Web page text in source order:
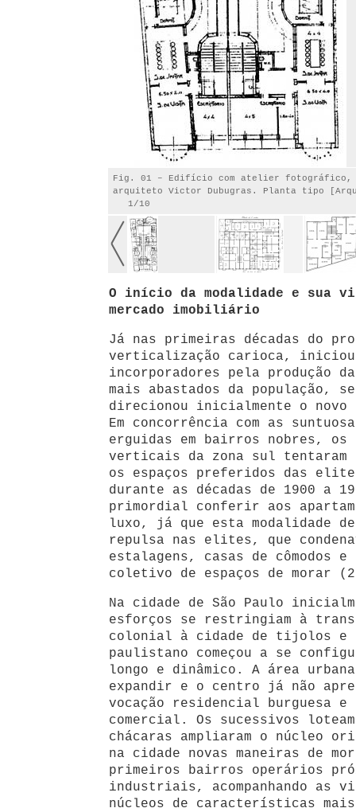
Fig. 01 – Edifício com atelier fotográfico,
arquiteto Victor Dubugras. Planta tipo
1/10
O início da modalidade e sua
mercado imobiliário
Já nas primeiras décadas do
verticalização carioca, iniciou-
incorporadores pela produção
mais abastados da população,
direcionou inicialmente o novo
Em concorrência com as
erguidas em bairros nobres,
verticais da zona sul tentaram
os espaços preferidos das
durante as décadas de 1900 a
primordial conferir aos
luxo, já que esta modalidade de
repulsa nas elites, que
estalagens, casas de cômodos e
coletivo de espaços de morar
Na cidade de São Paulo
esforços se restringiam à
colonial à cidade de tijolos e
paulistano começou a se
longo e dinâmico. A área urbana
expandir e o centro já não
vocação residencial burguesa e
comercial. Os sucessivos
chácaras ampliaram o núcleo
na cidade novas maneiras de
primeiros bairros operários
industriais, acompanhando as
núcleos de características mais